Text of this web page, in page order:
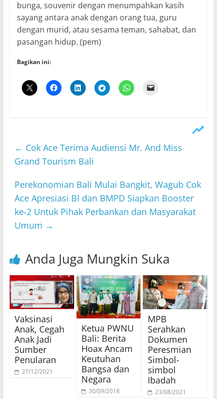
bunga, souvenir dengan menumpahkan kasih
sayang antara anak dengan orang tua, guru
dengan murid, atau sesama teman, sahabat, dan
pasangan hidup. (pem)
Bagikan ini:
← Cok Ace Terima Audiensi Mr. And Miss
Grand Tourism Bali
Perekonomian Bali Mulai Bangkit, Wagub Cok
Ace Apresiasi BI dan BMPD Siapkan Booster
ke-2 Untuk Pihak Perbankan dan Masyarakat
Umum →
Anda Juga Mungkin Suka
Vaksinasi
Anak, Cegah
Anak Jadi
Sumber
Penularan
27/12/2021
Ketua PWNU
Bali: Berita
Hoax Ancam
Keutuhan
Bangsa dan
Negara
30/09/2018
MPB
Serahkan
Dokumen
Peresmian
Simbol-
simbol
Ibadah
23/08/2021